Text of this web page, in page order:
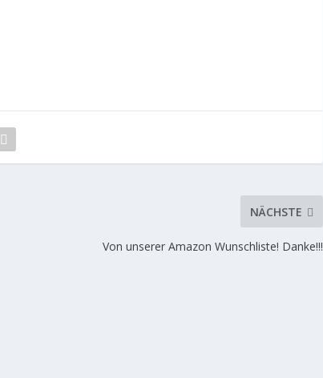
NÄCHSTE
Von unserer Amazon Wunschliste! Danke!!!